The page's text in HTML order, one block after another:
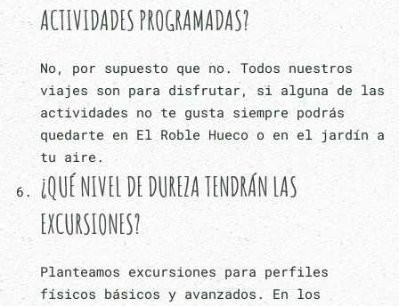
ACTIVIDADES PROGRAMADAS?
No, por supuesto que no. Todos nuestros
viajes son para disfrutar, si alguna de las
actividades no te gusta siempre podrás
quedarte en El Roble Hueco o en el jardín a
tu aire.
¿QUÉ NIVEL DE DUREZA TENDRÁN LAS
EXCURSIONES?
Planteamos excursiones para perfiles
físicos básicos y avanzados. En los